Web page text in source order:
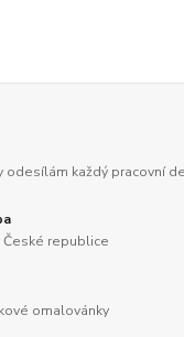
odesílám každý pracovní
České republice
omalovánky